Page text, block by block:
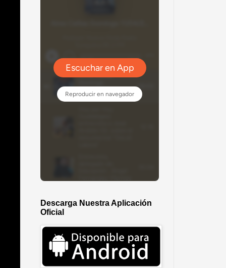
Descarga Nuestra Aplicación
Oficial